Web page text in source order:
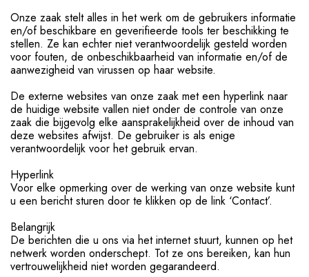
Onze zaak stelt alles in het werk om de gebruikers informatie
en/of beschikbare en geverifieerde tools ter beschikking te
stellen. Ze kan echter niet verantwoordelijk gesteld worden
voor fouten, de onbeschikbaarheid van informatie en/of de
aanwezigheid van virussen op haar website.
De externe websites van onze zaak met een hyperlink naar
de huidige website vallen niet onder de controle van onze
zaak die bijgevolg elke aansprakelijkheid over de inhoud van
deze websites afwijst. De gebruiker is als enige
verantwoordelijk voor het gebruik ervan.
Hyperlink
Voor elke opmerking over de werking van onze website kunt
u een bericht sturen door te klikken op de link ‘Contact’.
Belangrijk
De berichten die u ons via het internet stuurt, kunnen op het
netwerk worden onderschept. Tot ze ons bereiken, kan hun
vertrouwelijkheid niet worden gegarandeerd.